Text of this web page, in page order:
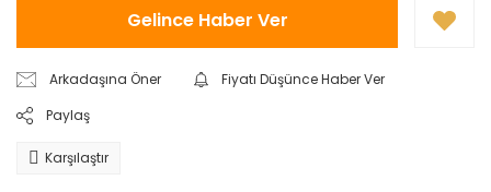
Gelince Haber Ver
Arkadaşına Öner
Fiyatı Düşünce Haber Ver
Paylaş
Karşılaştır